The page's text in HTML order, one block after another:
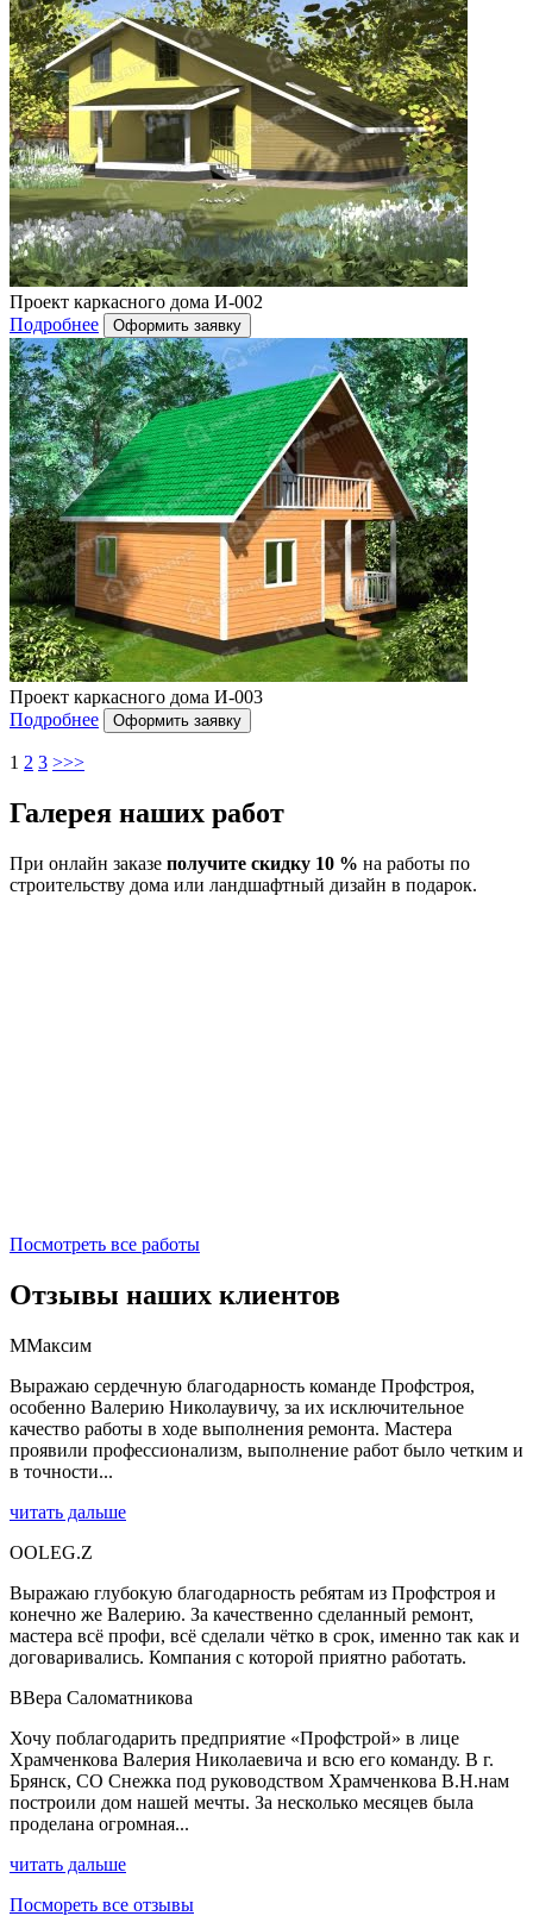
Проект каркасного дома И-002
Подробнее
Проект каркасного дома И-003
Подробнее
1 2 3 >>>
Галерея наших работ
При онлайн заказе получите скидку 10 % на работы по
строительству дома или ландшафтный дизайн в подарок.
Посмотреть все работы
Отзывы наших клиентов
ММаксим
Выражаю сердечную благодарность команде Профстроя,
особенно Валерию Николаувичу, за их исключительное
качество работы в ходе выполнения ремонта. Мастера
проявили профессионализм, выполнение работ было четким и
в точности...
читать дальше
OOLEG.Z
Выражаю глубокую благодарность ребятам из Профстроя и
конечно же Валерию. За качественно сделанный ремонт,
мастера всё профи, всё сделали чётко в срок, именно так как и
договаривались. Компания с которой приятно работать.
ВВера Саломатникова
Хочу поблагодарить предприятие «Профстрой» в лице
Храмченкова Валерия Николаевича и всю его команду. В г.
Брянск, СО Снежка под руководством Храмченкова В.Н.нам
построили дом нашей мечты. За несколько месяцев была
проделана огромная...
читать дальше
Посмореть все отзывы